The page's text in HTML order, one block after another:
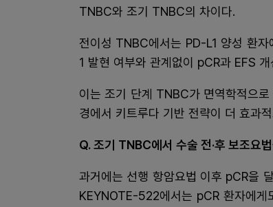
TNBC와 조기 TNBC의 차이다.
전이성 TNBC에서는 PD-L1 양성 환
1 발현 여부와 관계없이 pCR과 EFS
이는 조기 단계 TNBC가 면역학적으
경에서 키트루다 기반 전략이 더 효과
Q. 조기 TNBC에서 수술 전·후 보조요
과거에는 선행 항암요법 이후 pCR을
KEYNOTE-522에서는 pCR 환자에게